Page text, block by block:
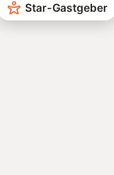
Star-Gastgeber